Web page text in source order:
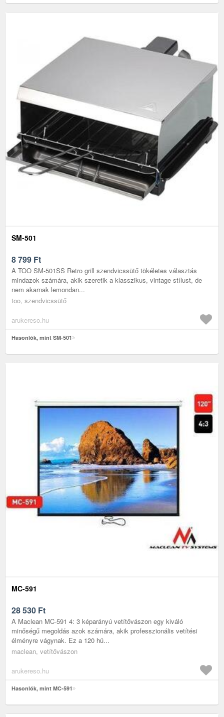
SM-501
8 799 Ft
A TOO SM-501SS Retro grill szendvicssütő tökéletes választás
mindazok számára, akik szeretik a klasszikus, vintage stílust, de
nem akarnak lemondan...
too, szendvicssütő
arukereso.hu
Hasonlók, mint SM-501
MC-591
28 530 Ft
A Maclean MC-591 4: 3 képarányú vetítővászon egy kiváló
minőségű megoldás azok számára, akik professzionális vetítési
élményre vágynak. Ez a 120 hü...
maclean, vetítővászon
arukereso.hu
Hasonlók, mint MC-591